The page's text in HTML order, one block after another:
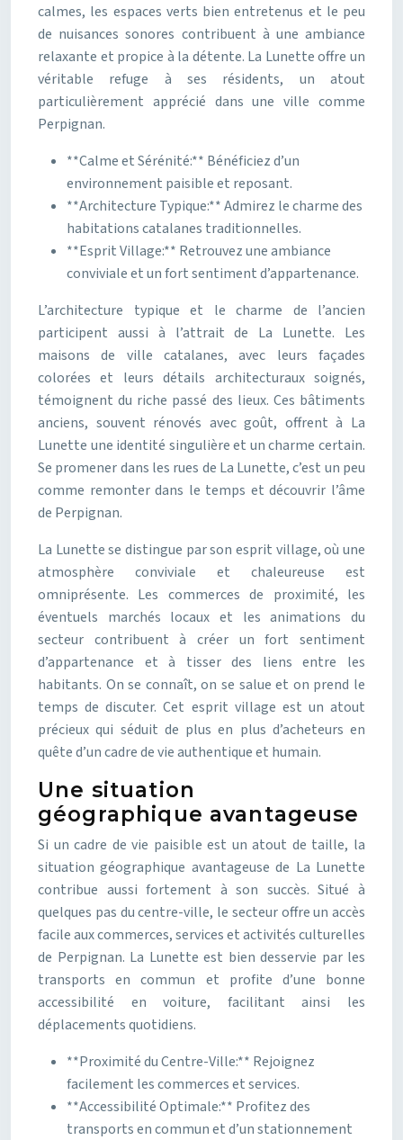
calmes, les espaces verts bien entretenus et le peu
de nuisances sonores contribuent à une ambiance
relaxante et propice à la détente. La Lunette offre un
véritable refuge à ses résidents, un atout
particulièrement apprécié dans une ville comme
Perpignan.
**Calme et Sérénité:** Bénéficiez d’un
environnement paisible et reposant.
**Architecture Typique:** Admirez le charme des
habitations catalanes traditionnelles.
**Esprit Village:** Retrouvez une ambiance
conviviale et un fort sentiment d’appartenance.
L’architecture typique et le charme de l’ancien
participent aussi à l’attrait de La Lunette. Les
maisons de ville catalanes, avec leurs façades
colorées et leurs détails architecturaux soignés,
témoignent du riche passé des lieux. Ces bâtiments
anciens, souvent rénovés avec goût, offrent à La
Lunette une identité singulière et un charme certain.
Se promener dans les rues de La Lunette, c’est un peu
comme remonter dans le temps et découvrir l’âme
de Perpignan.
La Lunette se distingue par son esprit village, où une
atmosphère conviviale et chaleureuse est
omniprésente. Les commerces de proximité, les
éventuels marchés locaux et les animations du
secteur contribuent à créer un fort sentiment
d’appartenance et à tisser des liens entre les
habitants. On se connaît, on se salue et on prend le
temps de discuter. Cet esprit village est un atout
précieux qui séduit de plus en plus d’acheteurs en
quête d’un cadre de vie authentique et humain.
Une situation
géographique avantageuse
Si un cadre de vie paisible est un atout de taille, la
situation géographique avantageuse de La Lunette
contribue aussi fortement à son succès. Situé à
quelques pas du centre-ville, le secteur offre un accès
facile aux commerces, services et activités culturelles
de Perpignan. La Lunette est bien desservie par les
transports en commun et profite d’une bonne
accessibilité en voiture, facilitant ainsi les
déplacements quotidiens.
**Proximité du Centre-Ville:** Rejoignez
facilement les commerces et services.
**Accessibilité Optimale:** Profitez des
transports en commun et d’un stationnement